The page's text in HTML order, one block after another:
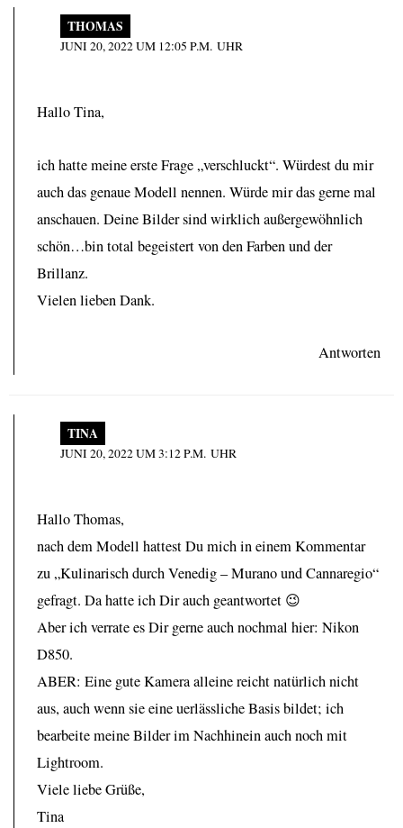
THOMAS
JUNI 20, 2022 UM 12:05 P.M. UHR
Hallo Tina,
ich hatte meine erste Frage „verschluckt“. Würdest du mir
auch das genaue Modell nennen. Würde mir das gerne mal
anschauen. Deine Bilder sind wirklich außergewöhnlich
schön…bin total begeistert von den Farben und der
Brillanz.
Vielen lieben Dank.
Antworten
TINA
JUNI 20, 2022 UM 3:12 P.M. UHR
Hallo Thomas,
nach dem Modell hattest Du mich in einem Kommentar
zu „Kulinarisch durch Venedig – Murano und Cannaregio“
gefragt. Da hatte ich Dir auch geantwortet 😉
Aber ich verrate es Dir gerne auch nochmal hier: Nikon
D850.
ABER: Eine gute Kamera alleine reicht natürlich nicht
aus, auch wenn sie eine uerlässliche Basis bildet; ich
bearbeite meine Bilder im Nachhinein auch noch mit
Lightroom.
Viele liebe Grüße,
Tina